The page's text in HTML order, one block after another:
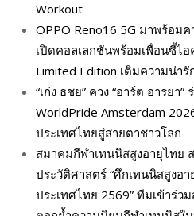
Workout
OPPO Reno16 5G มาพร้อม
เปิดคอลเลกชันพร้อมเพื่อนซี้ไ
Limited Edition เติมความน่า
“เก่ง ธชย” ควง “อาร์ต อารยา
WorldPride Amsterdam
ประเทศไทยสู่สายตาชาวโลก
สมาคมกีฬาเทนนิสสูงอายุไทย
ประวัติศาสตร์ “ศึกเทนนิสสูงอ
ประเทศไทย 2569” ทีมเข้าร่ว